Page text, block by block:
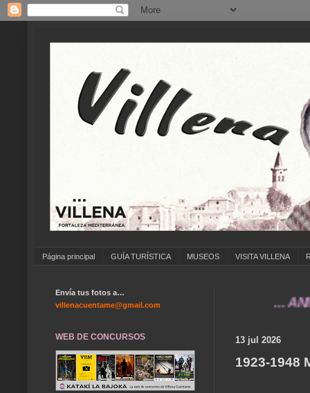
Página principal GUÍA TURÍSTICA MUSEOS VISITA VILLENA
...
13 jul 2026
1923-1948
Envía tus fotos a…
villenacuentame@gmail.com
WEB DE CONCURSOS